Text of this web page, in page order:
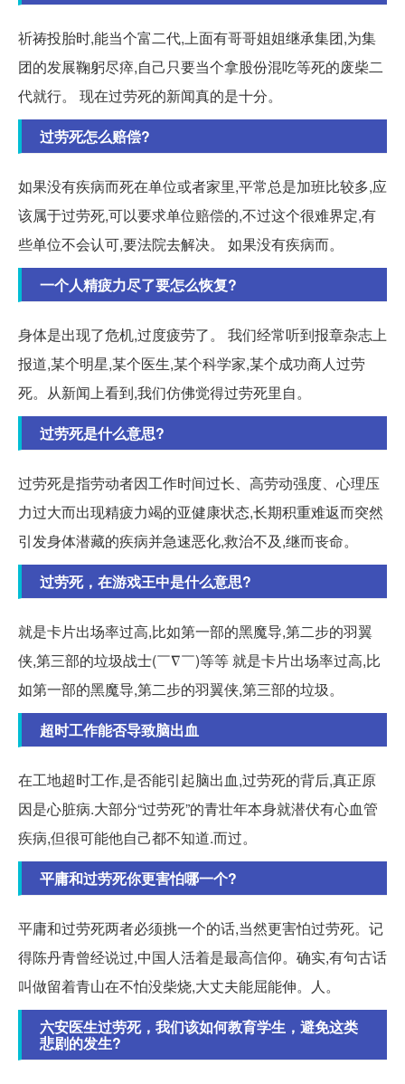
祈祷投胎时,能当个富二代,上面有哥哥姐姐继承集团,为集
团的发展鞠躬尽瘁,自己只要当个拿股份混吃等死的废柴二
代就行。 现在过劳死的新闻真的是十分。
过劳死怎么赔偿?
如果没有疾病而死在单位或者家里,平常总是加班比较多,应
该属于过劳死,可以要求单位赔偿的,不过这个很难界定,有
些单位不会认可,要法院去解决。 如果没有疾病而。
一个人精疲力尽了要怎么恢复?
身体是出现了危机,过度疲劳了。 我们经常听到报章杂志上
报道,某个明星,某个医生,某个科学家,某个成功商人过劳
死。从新闻上看到,我们仿佛觉得过劳死里自。
过劳死是什么意思?
过劳死是指劳动者因工作时间过长、高劳动强度、心理压
力过大而出现精疲力竭的亚健康状态,长期积重难返而突然
引发身体潜藏的疾病并急速恶化,救治不及,继而丧命。
过劳死，在游戏王中是什么意思?
就是卡片出场率过高,比如第一部的黑魔导,第二步的羽翼
侠,第三部的垃圾战士(￣∇￣)等等 就是卡片出场率过高,比
如第一部的黑魔导,第二步的羽翼侠,第三部的垃圾。
超时工作能否导致脑出血
在工地超时工作,是否能引起脑出血,过劳死的背后,真正原
因是心脏病.大部分“过劳死”的青壮年本身就潜伏有心血管
疾病,但很可能他自己都不知道.而过。
平庸和过劳死你更害怕哪一个?
平庸和过劳死两者必须挑一个的话,当然更害怕过劳死。记
得陈丹青曾经说过,中国人活着是最高信仰。确实,有句古话
叫做留着青山在不怕没柴烧,大丈夫能屈能伸。人。
六安医生过劳死，我们该如何教育学生，避免这类
悲剧的发生?